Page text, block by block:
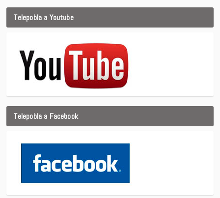
Telepobla a Youtube
Telepobla a Facebook